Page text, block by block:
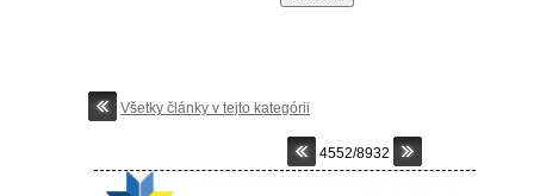
Všetky články v tejto kategórii
4552/8932